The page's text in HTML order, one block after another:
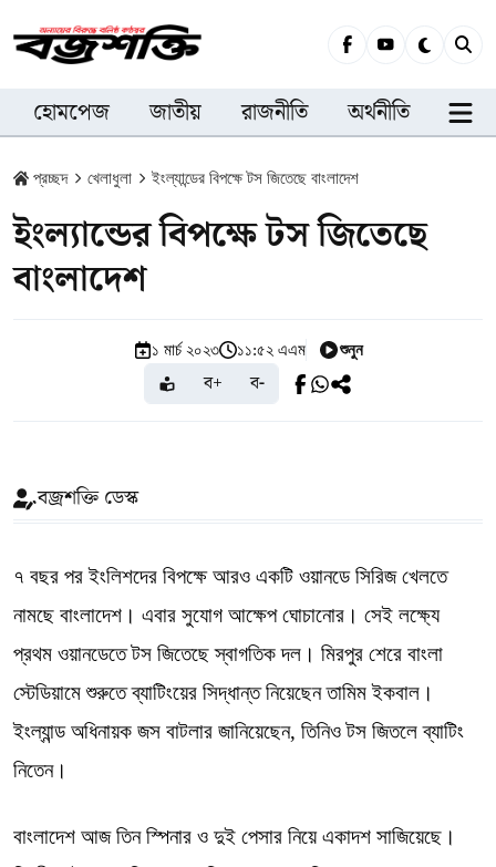
হোমপেজ জাতীয় রাজনীতি অর্থনীতি
প্রচ্ছদ খেলাধুলা ইংল্যান্ডের বিপক্ষে টস জিতেছে বাংলাদেশ
ইংল্যান্ডের বিপক্ষে টস জিতেছে
বাংলাদেশ
১ মার্চ ২০২৩ ১১:৫২ এএম শুনুন
ব+ ব-
বজ্রশক্তি ডেস্ক
৭ বছর পর ইংলিশদের বিপক্ষে আরও একটি ওয়ানডে সিরিজ খেলতে
নামছে বাংলাদেশ। এবার সুযোগ আক্ষেপ ঘোচানোর। সেই লক্ষ্যে
প্রথম ওয়ানডেতে টস জিতেছে স্বাগতিক দল। মিরপুর শেরে বাংলা
স্টেডিয়ামে শুরুতে ব্যাটিংয়ের সিদ্ধান্ত নিয়েছেন তামিম ইকবাল।
ইংল্যান্ড অধিনায়ক জস বাটলার জানিয়েছেন, তিনিও টস জিতলে ব্যাটিং
নিতেন।
বাংলাদেশ আজ তিন স্পিনার ও দুই পেসার নিয়ে একাদশ সাজিয়েছে।